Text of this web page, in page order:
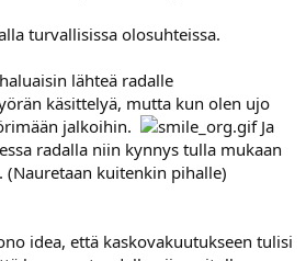
turvallisissa olosuhteissa.
lähteä radalle
käsittelyä, mutta kun olen ujo
jalkoihin.
Ja
radalla niin kynnys tulla mukaan
kuitenkin pihalle)
idea, että kaskovakuutukseen tulisi